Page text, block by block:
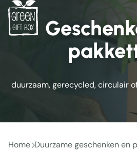
duurzaam, gerecycled, circulair
Home Duurzame geschenken en